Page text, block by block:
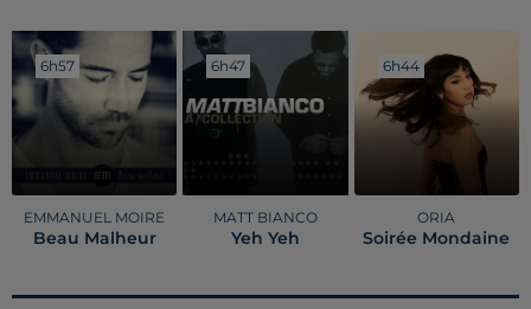
6h57
6h57
EMMANUEL MOIRE
Beau Malheur
6h47
6h47
MATT BIANCO
Yeh Yeh
6h44
6h44
ORIA
Soirée Mondaine